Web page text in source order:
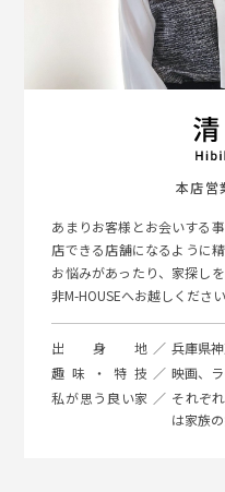
本店営
あまりお客様とお会いする
店できる店舗になるように
お悩みがあったり、家探し
非M-HOUSEへお越しください
出身地
兵庫県
趣味・特技
映画、
私が思う良い家
それぞ
は家族